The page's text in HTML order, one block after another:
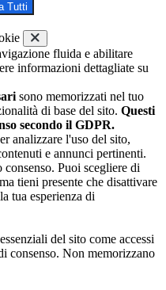
Tutti
fluida e abilitare
informazioni dettagliate su
sono memorizzati nel tuo
di base del sito. Questi
secondo il GDPR.
analizzare l'uso del sito,
e annunci pertinenti.
Puoi scegliere di
tieni presente che disattivare
tua esperienza di
del sito come accessi
consenso. Non memorizzano